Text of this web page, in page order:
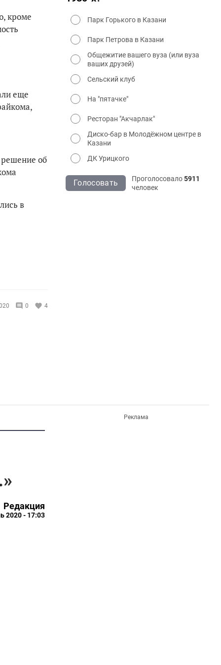
кроме
еще
решение об
в
0 4
Парк Горького в Казани
Парк Петрова в Казани
Общежитие вашего вуза (или вуза
ваших друзей)
Сельский клуб
На "пятачке"
Ресторан "Акчарлак"
Диско-бар в Молодёжном центре в
Казани
ДК Урицкого
Голосовать Проголосовало5911
человек
Редакция
2020 - 17:03
Реклама